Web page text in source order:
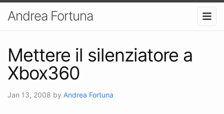
Andrea Fortuna
Mettere il silenziatore a
Xbox360
Jan 13, 2008 by Andrea Fortuna